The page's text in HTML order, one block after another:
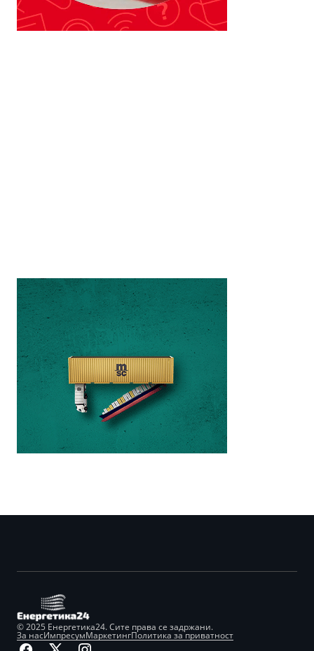
© 2025 Енергетика24. Сите права се задржани.
За насИмпресумМаркетингПолитика за приватност